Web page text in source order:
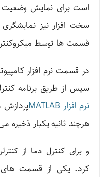
است برای نمایش وضعیت
سخت افزار نیز
قسمت ها توسط
در قسمت نرم افزار
سپس از طریق برنامه
نرم افزار MATLAB
هرچند ثانیه یکبار ذخیره
و برای کنترل دما از
کرد. یکی از قسمت های